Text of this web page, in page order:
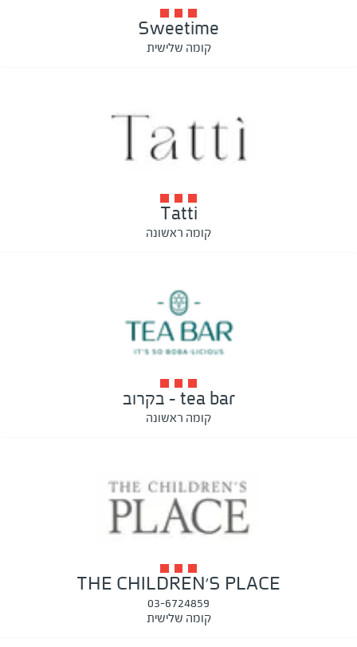
Sweetime
קומה שלישית
Tatti
קומה ראשונה
tea bar - בקרוב
קומה ראשונה
THE CHILDREN'S PLACE
03-6724859
קומה שלישית